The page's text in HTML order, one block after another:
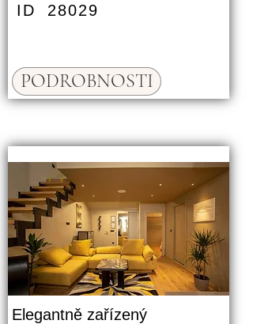
ID 28029
PODROBNOSTI
Elegantně zařízený